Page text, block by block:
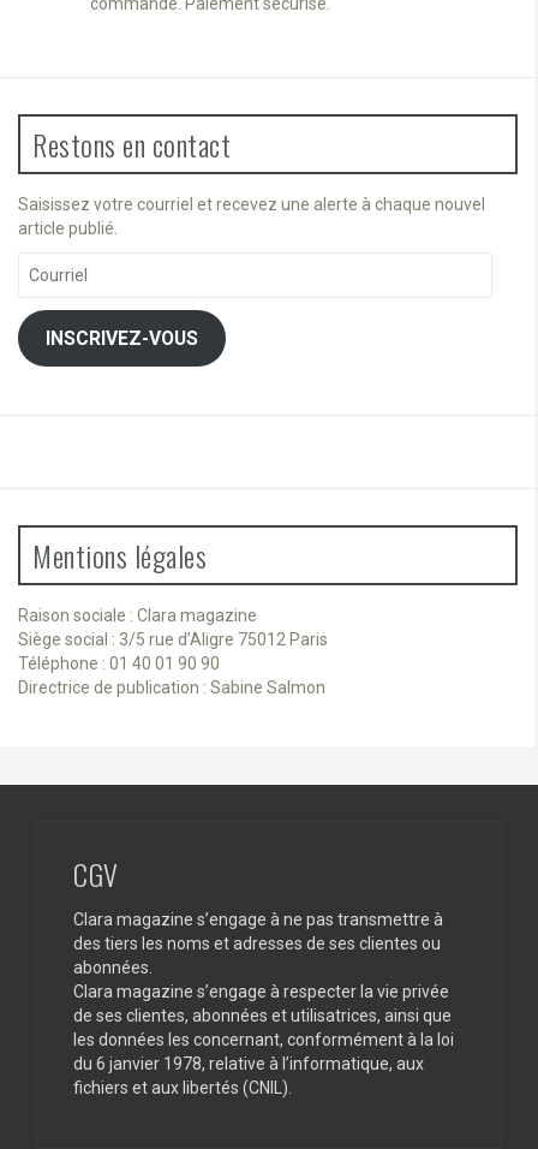
commande. Paiement sécurisé.
Restons en contact
Saisissez votre courriel et recevez une alerte à chaque nouvel
article publié.
Courriel
INSCRIVEZ-VOUS
Mentions légales
Raison sociale : Clara magazine
Siège social : 3/5 rue d’Aligre 75012 Paris
Téléphone : 01 40 01 90 90
Directrice de publication : Sabine Salmon
CGV
Clara magazine s’engage à ne pas transmettre à
des tiers les noms et adresses de ses clientes ou
abonnées.
Clara magazine s’engage à respecter la vie privée
de ses clientes, abonnées et utilisatrices, ainsi que
les données les concernant, conformément à la loi
du 6 janvier 1978, relative à l’informatique, aux
fichiers et aux libertés (CNIL).